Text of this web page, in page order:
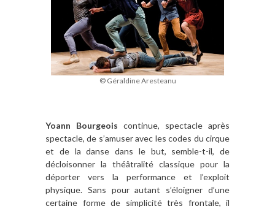
© Géraldine Aresteanu
Yoann Bourgeois continue, spectacle après
spectacle, de s’amuser avec les codes du cirque
et de la danse dans le but, semble-t-il, de
décloisonner la théâtralité classique pour la
déporter vers la performance et l’exploit
physique. Sans pour autant s’éloigner d’une
certaine forme de simplicité très frontale, il